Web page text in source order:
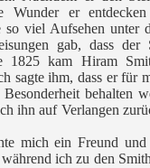
Wunder er
so viel Aufsehen unter
gab, dass
1825 kam Hiram
sagte ihm, dass er für
behalten
ihn auf Verlangen
mich ein Freund
ich zu den